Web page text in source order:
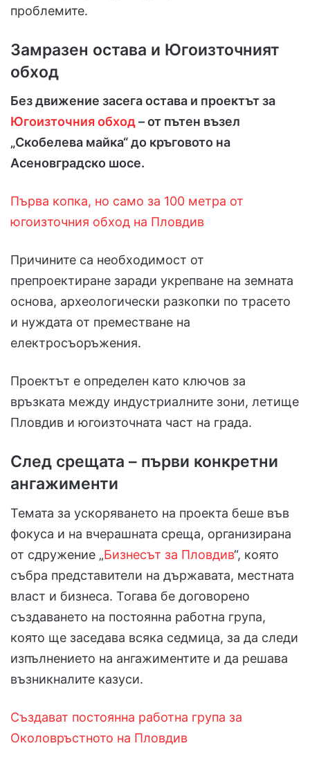
проблемите.
Замразен остава и Югоизточният
обход
Без движение засега остава и проектът за
Югоизточния обход– от пътен възел
„Скобелева майка“ до кръговото на
Асеновградско шосе.
Първа копка, но само за 100 метра от
югоизточния обход на Пловдив
Причините са необходимост от
препроектиране заради укрепване на земната
основа, археологически разкопки по трасето
и нуждата от преместване на
електросъоръжения.
Проектът е определен като ключов за
връзката между индустриалните зони, летище
Пловдив и югоизточната част на града.
След срещата – първи конкретни
ангажименти
Темата за ускоряването на проекта беше във
фокуса и на вчерашната среща, организирана
от сдружение „Бизнесът за Пловдив“, която
събра представители на държавата, местната
власт и бизнеса. Тогава бе договорено
създаването на постоянна работна група,
която ще заседава всяка седмица, за да следи
изпълнението на ангажиментите и да решава
възникналите казуси.
Създават постоянна работна група за
Околовръстното на Пловдив